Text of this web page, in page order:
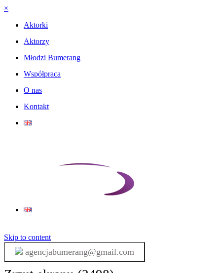
×
Aktorki
Aktorzy
Młodzi Bumerang
Współpraca
O nas
Kontakt
Skip to content
agencjabumerang@gmail.com